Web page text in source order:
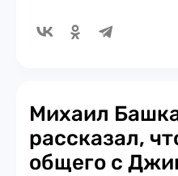
Михаил
рассказал,
общего с